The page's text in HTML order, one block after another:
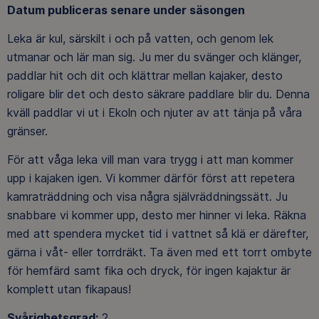
Datum publiceras senare under säsongen
Leka är kul, särskilt i och på vatten, och genom lek
utmanar och lär man sig. Ju mer du svänger och klänger,
paddlar hit och dit och klättrar mellan kajaker, desto
roligare blir det och desto säkrare paddlare blir du. Denna
kväll paddlar vi ut i Ekoln och njuter av att tänja på våra
gränser.
För att våga leka vill man vara trygg i att man kommer
upp i kajaken igen. Vi kommer därför först att repetera
kamraträddning och visa några självräddningssätt. Ju
snabbare vi kommer upp, desto mer hinner vi leka. Räkna
med att spendera mycket tid i vattnet så klä er därefter,
gärna i våt- eller torrdräkt. Ta även med ett torrt ombyte
för hemfärd samt fika och dryck, för ingen kajaktur är
komplett utan fikapaus!